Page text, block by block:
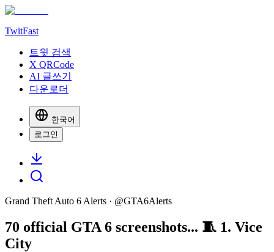
TwitFast
트윗 검색
X QRCode
AI 글쓰기
다운로더
한국어
로그인
Grand Theft Auto 6 Alerts · @GTA6Alerts
70 official GTA 6 screenshots... 🧵 1. Vice
City